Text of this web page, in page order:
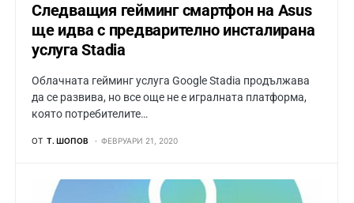
Следващия гейминг смартфон на Asus
ще идва с предварително инсталирана
услуга Stadia
Облачната гейминг услуга Google Stadia продължава
да се развива, но все още не е игралната платформа,
която потребителите…
ОТ Т. ШОПОВ ФЕВРУАРИ 21, 2020